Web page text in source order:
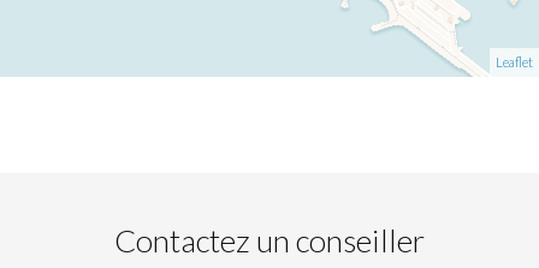
Leaflet
Contactez un conseiller